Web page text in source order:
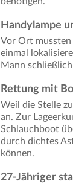
Handylampe
Vor Ort
einmal
Mann
Rettung mit
Weil die Stelle
an. Zur
Schlauchboot
durch dichtes
können.
27-Jähriger